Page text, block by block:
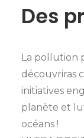
Des
La pollution
découvriras
initiatives
planète et
océans !